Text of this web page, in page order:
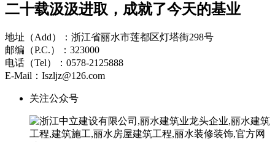
二十载汲汲进取，成就了今天的基业
地址（Add）：浙江省丽水市莲都区灯塔街298号
邮编（P.C.）：323000
电话（Tel）：0578-2125888
E-Mail：Iszljz@126.com
关注公众号